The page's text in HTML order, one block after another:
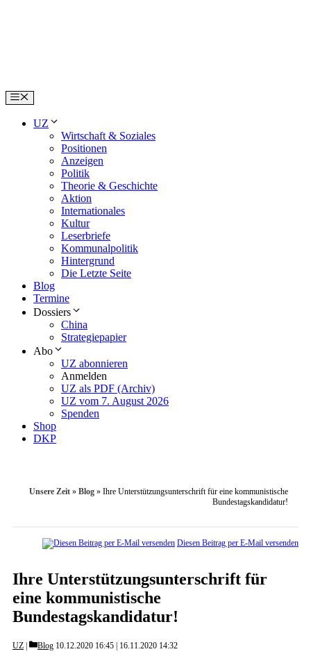
Menu
UZ
Wirtschaft & Soziales
Positionen
Anzeigen
Politik
Theorie & Geschichte
Aktion
Internationales
Kultur
Leserbriefe
Kommunalpolitik
Hintergrund
Die Letzte Seite
Blog
Termine
Dossiers
China
Strategiepapier
Abo
UZ abonnieren
Anmelden
UZ als PDF (Archiv)
UZ vom 7. August 2026
Spenden
Shop
DKP
Unsere Zeit » Blog » Ihre Unterstützungsunterschrift für eine kommunistische
Bundestagskandidatur!
Diesen Beitrag per E-Mail versenden
Ihre Unterstützungsunterschrift für
eine kommunistische
Bundestagskandidatur!
UZ Categories
Blog 10.12.2020 16:45 16.11.2020 14:32